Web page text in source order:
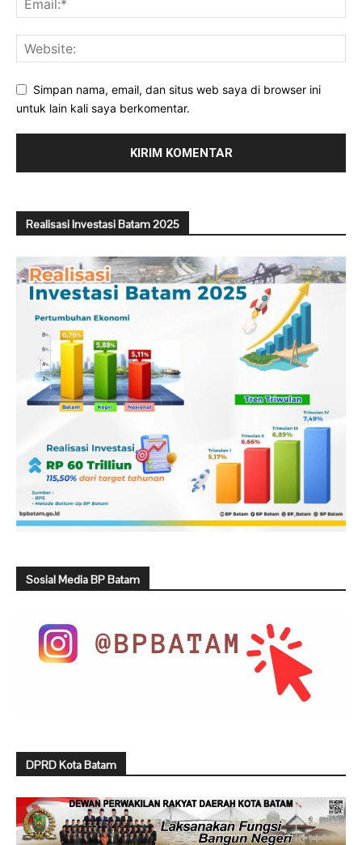
Simpan nama, email, dan situs web saya di browser ini
untuk lain kali saya berkomentar.
Realisasi Investasi Batam 2025
Sosial Media BP Batam
DPRD Kota Batam